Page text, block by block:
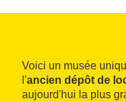
Voici un musée
l'ancien dépôt de
aujourd'hui la plus